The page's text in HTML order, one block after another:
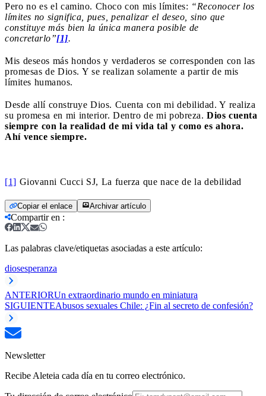
Pero no es el camino. Choco con mis límites: “Reconocer los
límites no significa, pues, penalizar el deseo, sino que
constituye más bien la única manera posible de
concretarlo”[1].
Mis deseos más hondos y verdaderos se corresponden con las
promesas de Dios. Y se realizan solamente a partir de mis
límites humanos.
Desde allí construye Dios. Cuenta con mi debilidad. Y realiza
su promesa en mi interior. Dentro de mi pobreza. Dios cuenta
siempre con la realidad de mi vida tal y como es ahora.
Ahí vence siempre.
[1] Giovanni Cucci SJ, La fuerza que nace de la debilidad
Copiar el enlace Archivar artículo
Compartir en :
Las palabras clave/etiquetas asociadas a este artículo:
diosesperanza
ANTERIORUn extraordinario mundo en miniatura
SIGUIENTEAbusos sexuales Chile: ¿Fin al secreto de confesión?
Newsletter
Recibe Aleteia cada día en tu correo electrónico.